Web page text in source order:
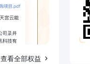
查看全部权益